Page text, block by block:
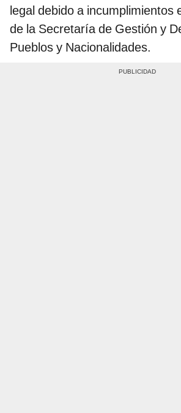
legal debido a incumplimientos
de la Secretaría de Gestión y
Pueblos y Nacionalidades.